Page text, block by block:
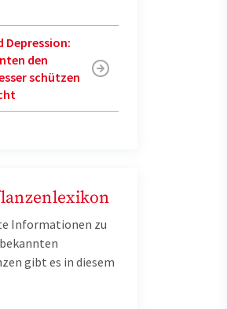
Depression:
den
schützen
Informationen zu
gibt es in diesem